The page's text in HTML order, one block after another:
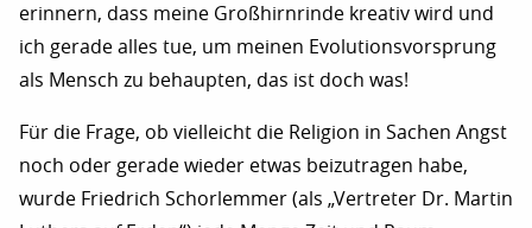
erinnern, dass meine Großhirnrinde kreativ wird und
ich gerade alles tue, um meinen Evolutionsvorsprung
als Mensch zu behaupten, das ist doch was!
Für die Frage, ob vielleicht die Religion in Sachen Angst
noch oder gerade wieder etwas beizutragen habe,
wurde Friedrich Schorlemmer (als „Vertreter Dr. Martin